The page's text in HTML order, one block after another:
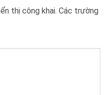
thị công khai. Các trường